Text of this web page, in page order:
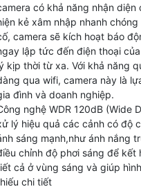
có khả năng nhận
kẻ xâm nhập nhanh
camera sẽ kích hoạt báo
lập tức đến điện thoại
kịp thời từ xa. Với khả năng
qua wifi, camera này là
đình và doanh nghiệp.
nghệ WDR 120dB (Wide
lý hiệu quả các cảnh có độ
sáng mạnh,như ánh nắng
chỉnh độ phơi sáng để kết
cả ở vùng sáng và giúp
chi tiết